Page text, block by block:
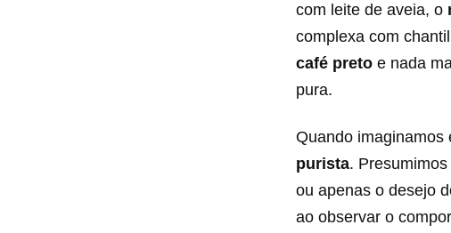
com leite de aveia, o
complexa com
café preto e nada
pura.
Quando imaginamos
purista.
ou apenas o desejo
ao observar o